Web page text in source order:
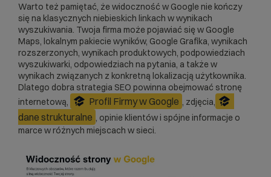
Warto też pamiętać, że widoczność w Google nie kończy
się na klasycznych niebieskich linkach w wynikach
wyszukiwania. Twoja firma może pojawiać się w Google
Maps, lokalnym pakiecie wyników, Google Grafika, wynikach
rozszerzonych, wynikach produktowych, podpowiedziach
wyszukiwarki, odpowiedziach na pytania, a także w
wynikach związanych z konkretną lokalizacją użytkownika.
Dlatego dobra strategia SEO powinna obejmować stronę
internetową,
Profil Firmy w Google , zdjęcia,
dane strukturalne , opinie klientów i spójne informacje o
marce w różnych miejscach w sieci.